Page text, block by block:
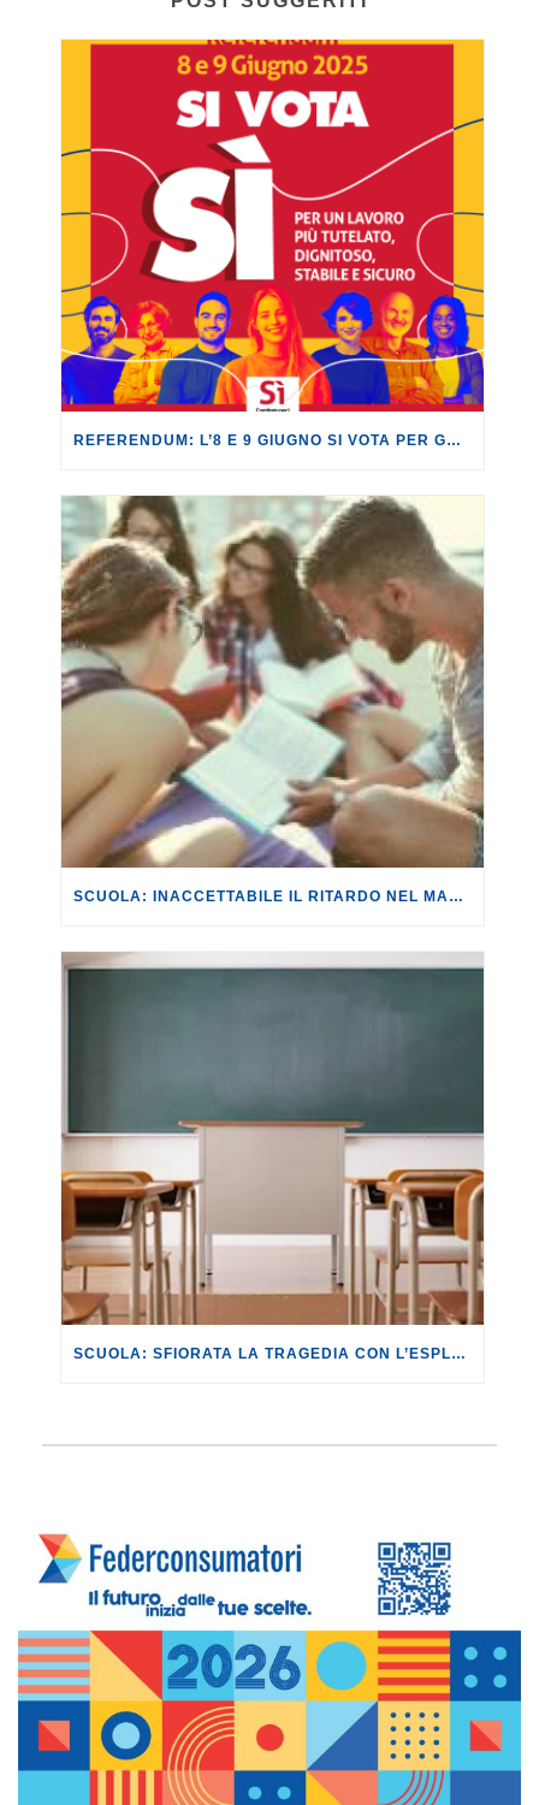
REFERENDUM: L’8 E 9 GIUGNO SI VOTA PER GARANTIRE DIRITTI E INCLUSIONE.
SCUOLA: INACCETTABILE IL RITARDO NEL MANCATO RINNOVO DELL’ACCORDO CON L’ANPI.
SCUOLA: SFIORATA LA TRAGEDIA CON L’ESPLOSIONE DI UNA CALDAIA IN UNA SCUOLA A MILANO.